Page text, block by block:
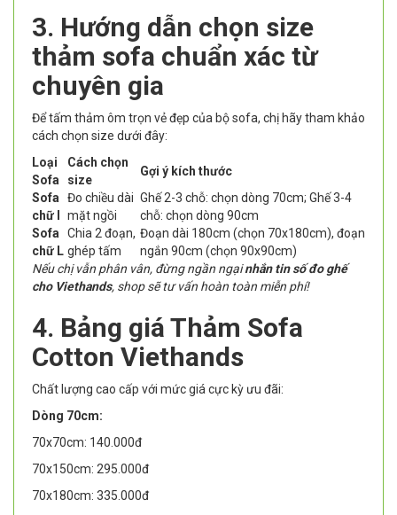
3. Hướng dẫn chọn size
thảm sofa chuẩn xác từ
chuyên gia
Để tấm thảm ôm trọn vẻ đẹp của bộ sofa, chị hãy tham khảo
cách chọn size dưới đây:
Loại
Sofa
Cách chọn
size
Gợi ý kích thước
Sofa
chữ I
Đo chiều dài
mặt ngồi
Ghế 2-3 chỗ: chọn dòng 70cm; Ghế 3-4
chỗ: chọn dòng 90cm
Sofa
chữ L
Chia 2 đoạn,
ghép tấm
Đoạn dài 180cm (chọn 70x180cm), đoạn
ngắn 90cm (chọn 90x90cm)
Nếu chị vẫn phân vân, đừng ngần ngạinhắn tin số đo ghế
cho Viethands, shop sẽ tư vấn hoàn toàn miễn phí!
4. Bảng giá Thảm Sofa
Cotton Viethands
Chất lượng cao cấp với mức giá cực kỳ ưu đãi:
Dòng 70cm:
70x70cm: 140.000đ
70x150cm: 295.000đ
70x180cm: 335.000đ